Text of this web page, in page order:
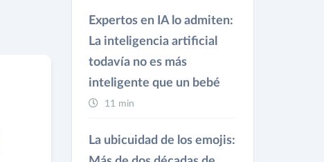
Expertos en IA lo admiten:
La inteligencia artificial
todavía no es más
inteligente que un bebé
11 min
La ubicuidad de los emojis: